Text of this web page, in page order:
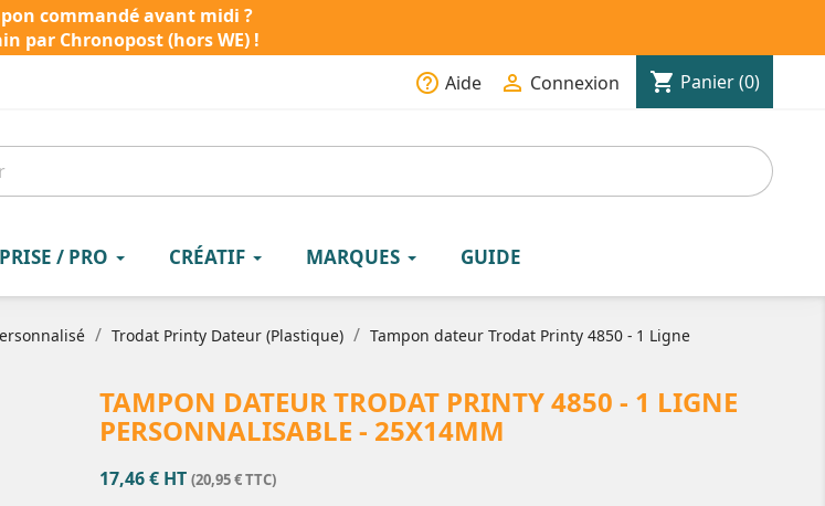
commandé avant midi ?
par Chronopost (hors WE) !
help_outline Aide  Connexion shopping_cart Panier(0)
/ PRO CRÉATIF MARQUES GUIDE
Trodat Printy Dateur (Plastique)
Tampon dateur Trodat Printy 4850 - 1 Ligne
TAMPON DATEUR TRODAT PRINTY 4850 - 1 LIGNE
PERSONNALISABLE - 25X14MM
17,46 € HT (20,95 € TTC)